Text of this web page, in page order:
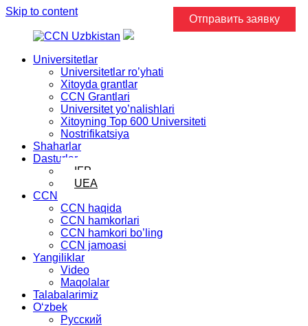
Skip to content
Universitetlar
Universitetlar ro’yhati
Xitoyda grantlar
CCN Grantlari
Universitet yo’nalishlari
Xitoyning Top 600 Universiteti
Nostrifikatsiya
Shaharlar
Dasturlar
IFP
UEA
CCN
CCN haqida
CCN hamkorlari
CCN hamkori bo’ling
CCN jamoasi
Yangiliklar
Video
Maqolalar
Talabalarimiz
Oʻzbek
Русский
Отправить заявку